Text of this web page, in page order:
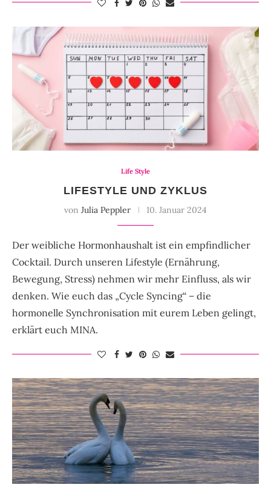
Life Style
LIFESTYLE UND ZYKLUS
von Julia Peppler 10. Januar 2024
Der weibliche Hormonhaushalt ist ein empfindlicher
Cocktail. Durch unseren Lifestyle (Ernährung,
Bewegung, Stress) nehmen wir mehr Einfluss, als wir
denken. Wie euch das „Cycle Syncing“ – die
hormonelle Synchronisation mit eurem Leben gelingt,
erklärt euch MINA.